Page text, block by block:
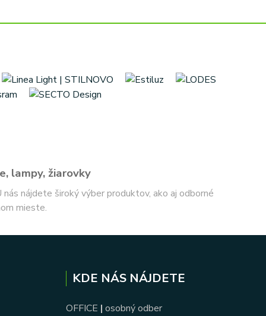
lampy, žiarovky
nájdete široký výber produktov, ako aj odborné
mieste.
KDE NÁS NÁJDETE
OFFICE | osobný odber